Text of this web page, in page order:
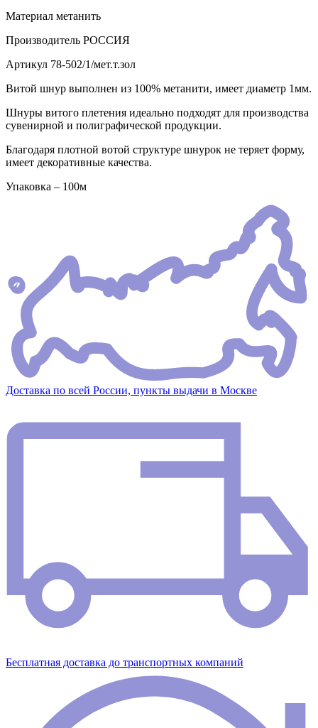
Материал метанить
Производитель РОССИЯ
Артикул 78-502/1/мет.т.зол
Витой шнур выполнен из 100% метанити, имеет диаметр 1мм.
Шнуры витого плетения идеально подходят для производства
сувенирной и полиграфической продукции.
Благодаря плотной вотой структуре шнурок не теряет форму,
имеет декоративные качества.
Упаковка – 100м
Доставка по всей России, пункты выдачи в Москве
Бесплатная доставка до транспортных компаний